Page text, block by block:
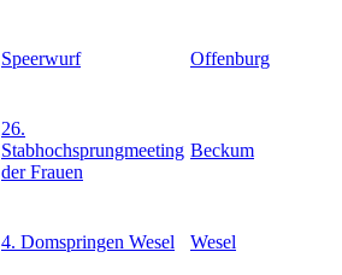
Speerwurf Offenburg
26.
Stabhochsprungmeeting
der Frauen
Beckum
4. Domspringen Wesel Wesel